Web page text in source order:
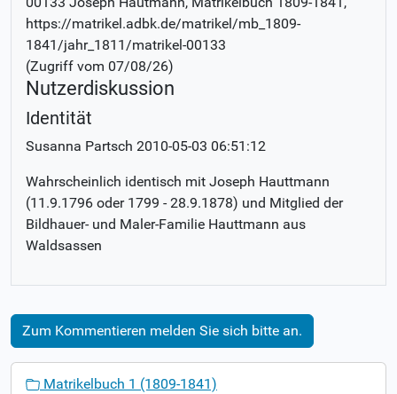
https://matrikel.adbk.de/matrikel/mb_1809-
1841/jahr_1811/matrikel-00133
(Zugriff vom 07/08/26)
Nutzerdiskussion
Identität
Susanna Partsch 2010-05-03 06:51:12
Wahrscheinlich identisch mit Joseph Hauttmann
(11.9.1796 oder 1799 - 28.9.1878) und Mitglied der
Bildhauer- und Maler-Familie Hauttmann aus
Waldsassen
Zum Kommentieren melden Sie sich bitte an.
Matrikelbuch 1 (1809-1841)